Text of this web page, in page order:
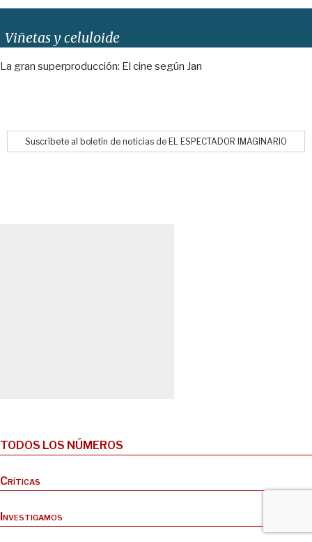
Viñetas y celuloide
La gran superproducción: El cine según Jan
Suscríbete al boletín de noticias de EL ESPECTADOR IMAGINARIO
TODOS LOS NÚMEROS
Críticas
Investigamos